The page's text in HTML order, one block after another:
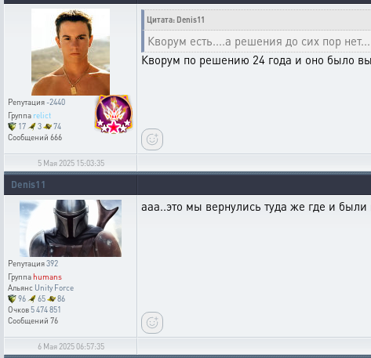
Репутация-2440
Группа relict
17
3
74
Сообщений 666
Цитата: Denis11
Кворум есть....а решения до сих пор
Кворум по решению 24 года и оно было
5 Мая 2025 15:03:35
Denis11
Репутация392
Группаhumans
Альянс Unity Force
96
65
86
Очков 5 474 851
Сообщений 76
ааа..это мы вернулись туда же где и
6 Мая 2025 06:57:35